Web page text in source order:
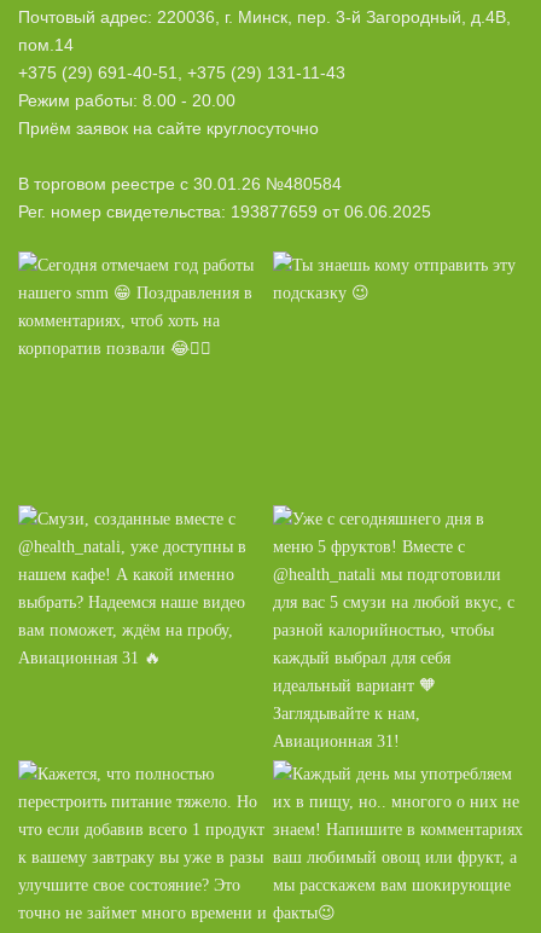
Почтовый адрес: 220036, г. Минск, пер. 3-й Загородный, д.4В,
пом.14
+375 (29) 691-40-51, +375 (29) 131-11-43
Режим работы: 8.00 - 20.00
Приём заявок на сайте круглосуточно
В торговом реестре с 30.01.26 №480584
Рег. номер свидетельства: 193877659 от 06.06.2025